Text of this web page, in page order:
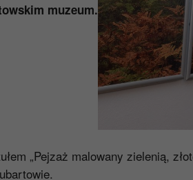
muzeum.
„Pejzaż malowany zielenią,